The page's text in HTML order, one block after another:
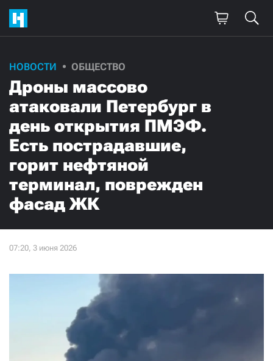
НОВОСТИ ОБЩЕСТВО
Дроны массово
атаковали Петербург в
день открытия ПМЭФ.
Есть пострадавшие,
горит нефтяной
терминал, поврежден
фасад ЖК